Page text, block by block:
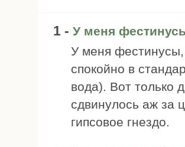
1 - У меня
У меня фестинусы,
спокойно в
вода). Вот только
сдвинулось аж за
гипсовое гнездо.